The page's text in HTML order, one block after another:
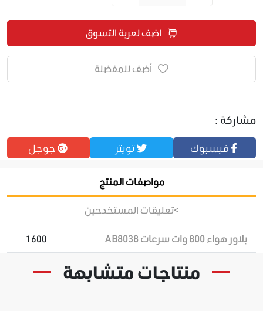
اضف لعربة التسوق
أضف للمفضلة
مشاركة :
فيسبوك تويتر جوجل
مواصفات المنتج
>تعليقات المستخدحين
بلاور هواء 800 وات سرعات AB8038 1600
منتاجات متشابهة